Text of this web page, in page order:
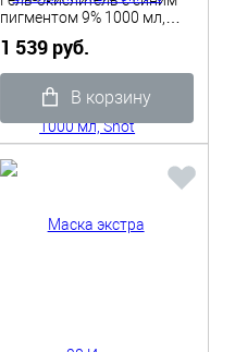
пигментом 9% 1000 мл,
1 539 руб.
В корзину